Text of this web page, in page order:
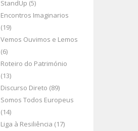
StandUp (5)
Encontros Imaginarios
(19)
Vemos Ouvimos e Lemos
(6)
Roteiro do Património
(13)
Discurso Direto (89)
Somos Todos Europeus
(14)
Liga à Resiliência (17)